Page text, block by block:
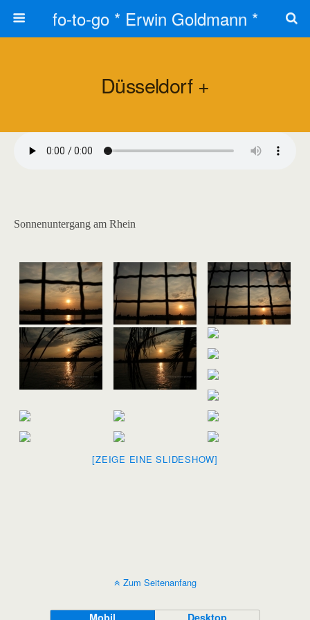
fo-to-go * Erwin Goldmann *
Düsseldorf +
Sonnenuntergang am Rhein
[ZEIGE EINE SLIDESHOW]
Zum Seitenanfang
Mobil Desktop